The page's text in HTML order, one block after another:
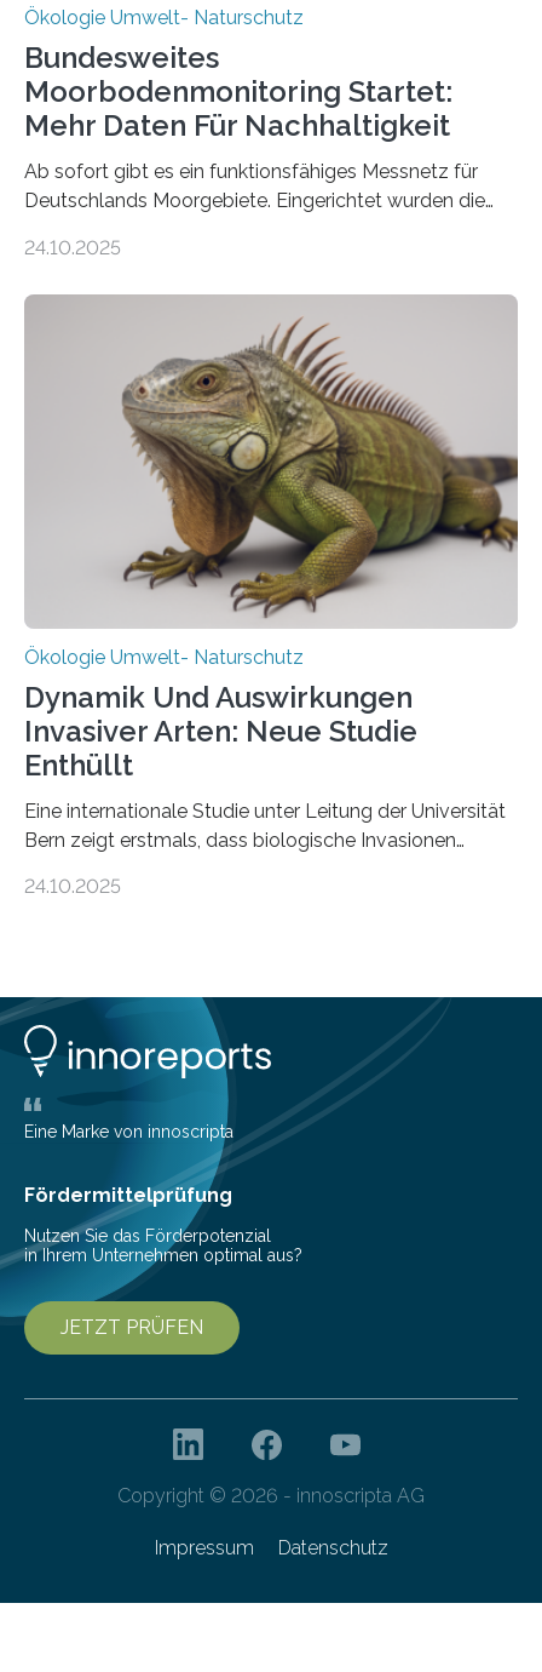
Ökologie Umwelt- Naturschutz
Bundesweites
Moorbodenmonitoring Startet:
Mehr Daten Für Nachhaltigkeit
Ab sofort gibt es ein funktionsfähiges Messnetz für
Deutschlands Moorgebiete. Eingerichtet wurden die
vergangenen fünf Jahren von Wissenschaftlerinnen
heutigen Donnerstag übergeben sie ihren Bericht zur
Aufbauphase an den Auftraggeber, das
Bundesministerium für Landwirtschaft, Ernährung und
Heimat. Braunschweig/Eberswalde (23. Oktober 2025).
Ein Netz aus 155 Messstationen spannt sich neuerdings
über Deutschlands Moorböden. Eingerichtet wurden sie
in den vergangenen fünf Jahren von
Wissenschaftlerinnen und Wissenschaftlern des
Thünen-Instituts für Agrarklimaschutz…
24.10.2025
Ökologie Umwelt- Naturschutz
Dynamik Und Auswirkungen
Invasiver Arten: Neue Studie
Enthüllt
Eine internationale Studie unter Leitung der Universität
Bern zeigt erstmals, dass biologische Invasionen
Einige Auswirkungen, insbesondere der durch invasive
des Nährstoffgehalts im Boden, klingen mit
zunehmender Dauer der Invasionen oft ab. Die
Ergebnisse könnten bei der Entscheidung helfen, wann
schnell gehandelt werden sollte und wann eine
kontinuierliche Überwachung sinnvoller ist. Biologische
Invasionen treten auf, wenn nicht…
24.10.2025
Eine Marke von innoscripta
Fördermittelprüfung
Nutzen Sie das Förderpotenzial
in Ihrem Unternehmen optimal aus?
JETZT PRÜFEN
Copyright © 2026 - innoscripta AG
Impressum Datenschutz